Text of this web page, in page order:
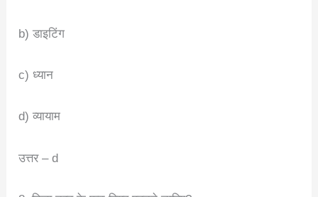
b) डाइटिंग
c) ध्यान
d) व्यायाम
उत्तर – d